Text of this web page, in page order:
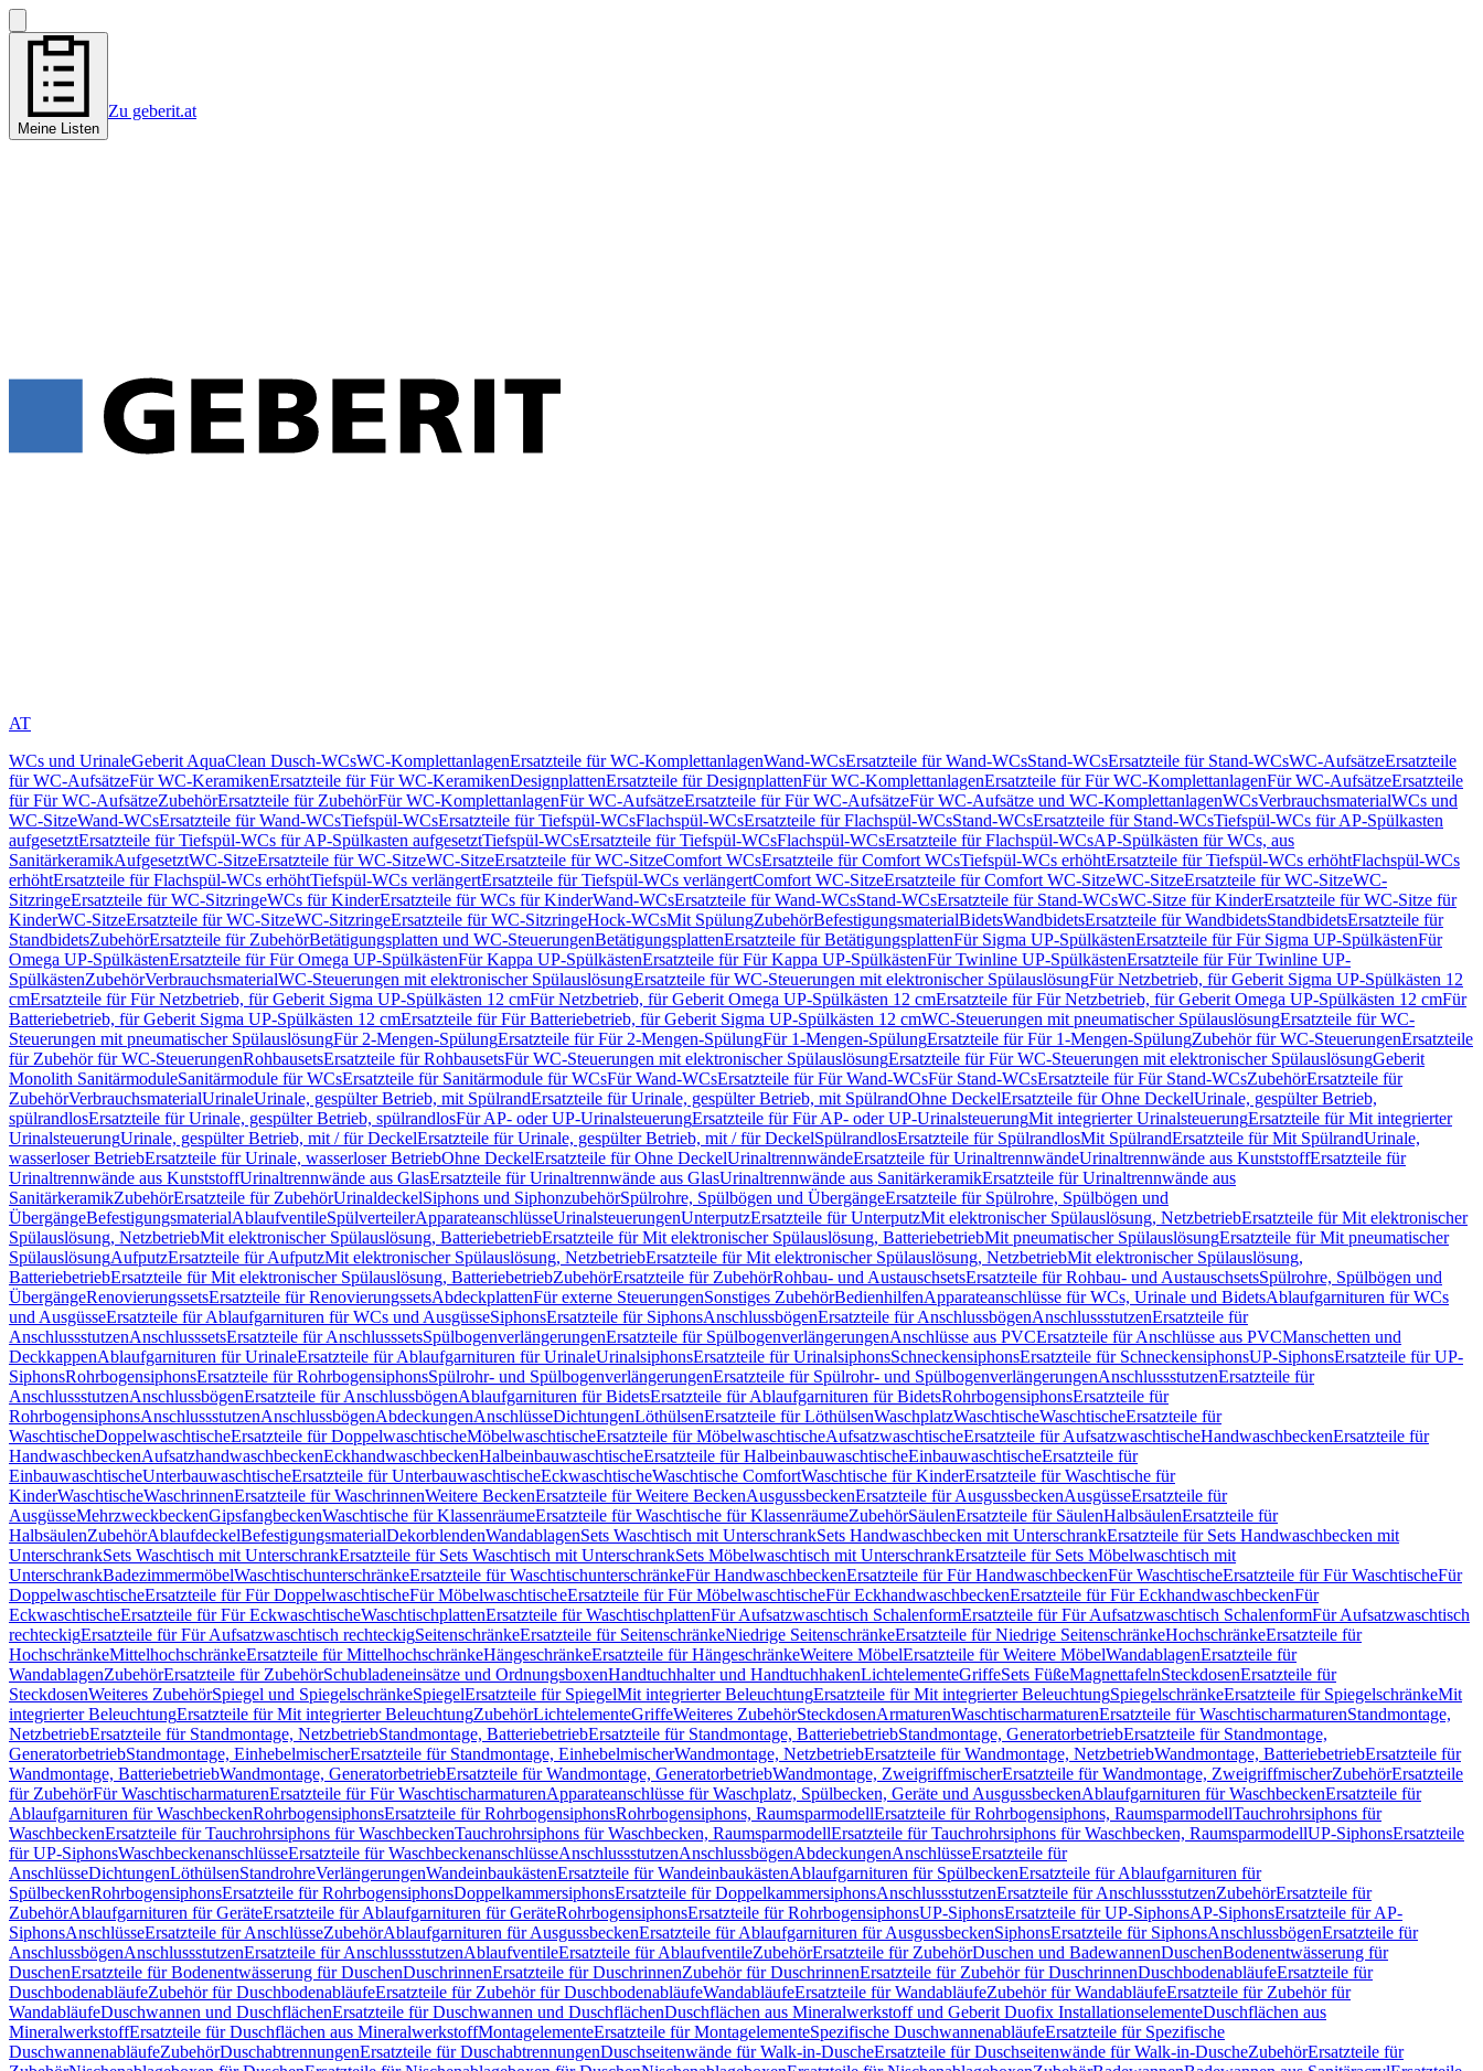
Meine Listen
Zu geberit.at
AT
WCs und UrinaleGeberit AquaClean Dusch-WCsWC-KomplettanlagenErsatzteile für WC-KomplettanlagenWand-WCsErsatzteile für Wand-WCsStand-WCsErsatzteile für Stand-WCsWC-AufsätzeErsatzteile
für WC-AufsätzeFür WC-KeramikenErsatzteile für Für WC-KeramikenDesignplattenErsatzteile für DesignplattenFür WC-KomplettanlagenErsatzteile für Für WC-KomplettanlagenFür WC-AufsätzeErsatzteile
für Für WC-AufsätzeZubehörErsatzteile für ZubehörFür WC-KomplettanlagenFür WC-AufsätzeErsatzteile für Für WC-AufsätzeFür WC-Aufsätze und WC-KomplettanlagenWCsVerbrauchsmaterialWCs und
WC-SitzeWand-WCsErsatzteile für Wand-WCsTiefspül-WCsErsatzteile für Tiefspül-WCsFlachspül-WCsErsatzteile für Flachspül-WCsStand-WCsErsatzteile für Stand-WCsTiefspül-WCs für AP-Spülkasten
aufgesetztErsatzteile für Tiefspül-WCs für AP-Spülkasten aufgesetztTiefspül-WCsErsatzteile für Tiefspül-WCsFlachspül-WCsErsatzteile für Flachspül-WCsAP-Spülkästen für WCs, aus
SanitärkeramikAufgesetztWC-SitzeErsatzteile für WC-SitzeWC-SitzeErsatzteile für WC-SitzeComfort WCsErsatzteile für Comfort WCsTiefspül-WCs erhöhtErsatzteile für Tiefspül-WCs erhöhtFlachspül-WCs
erhöhtErsatzteile für Flachspül-WCs erhöhtTiefspül-WCs verlängertErsatzteile für Tiefspül-WCs verlängertComfort WC-SitzeErsatzteile für Comfort WC-SitzeWC-SitzeErsatzteile für WC-SitzeWC-
SitzringeErsatzteile für WC-SitzringeWCs für KinderErsatzteile für WCs für KinderWand-WCsErsatzteile für Wand-WCsStand-WCsErsatzteile für Stand-WCsWC-Sitze für KinderErsatzteile für WC-Sitze für
KinderWC-SitzeErsatzteile für WC-SitzeWC-SitzringeErsatzteile für WC-SitzringeHock-WCsMit SpülungZubehörBefestigungsmaterialBidetsWandbidetsErsatzteile für WandbidetsStandbidetsErsatzteile für
StandbidetsZubehörErsatzteile für ZubehörBetätigungsplatten und WC-SteuerungenBetätigungsplattenErsatzteile für BetätigungsplattenFür Sigma UP-SpülkästenErsatzteile für Für Sigma UP-SpülkästenFür
Omega UP-SpülkästenErsatzteile für Für Omega UP-SpülkästenFür Kappa UP-SpülkästenErsatzteile für Für Kappa UP-SpülkästenFür Twinline UP-SpülkästenErsatzteile für Für Twinline UP-
SpülkästenZubehörVerbrauchsmaterialWC-Steuerungen mit elektronischer SpülauslösungErsatzteile für WC-Steuerungen mit elektronischer SpülauslösungFür Netzbetrieb, für Geberit Sigma UP-Spülkästen 12
cmErsatzteile für Für Netzbetrieb, für Geberit Sigma UP-Spülkästen 12 cmFür Netzbetrieb, für Geberit Omega UP-Spülkästen 12 cmErsatzteile für Für Netzbetrieb, für Geberit Omega UP-Spülkästen 12 cmFür
Batteriebetrieb, für Geberit Sigma UP-Spülkästen 12 cmErsatzteile für Für Batteriebetrieb, für Geberit Sigma UP-Spülkästen 12 cmWC-Steuerungen mit pneumatischer SpülauslösungErsatzteile für WC-
Steuerungen mit pneumatischer SpülauslösungFür 2-Mengen-SpülungErsatzteile für Für 2-Mengen-SpülungFür 1-Mengen-SpülungErsatzteile für Für 1-Mengen-SpülungZubehör für WC-SteuerungenErsatzteile
für Zubehör für WC-SteuerungenRohbausetsErsatzteile für RohbausetsFür WC-Steuerungen mit elektronischer SpülauslösungErsatzteile für Für WC-Steuerungen mit elektronischer SpülauslösungGeberit
Monolith SanitärmoduleSanitärmodule für WCsErsatzteile für Sanitärmodule für WCsFür Wand-WCsErsatzteile für Für Wand-WCsFür Stand-WCsErsatzteile für Für Stand-WCsZubehörErsatzteile für
ZubehörVerbrauchsmaterialUrinaleUrinale, gespülter Betrieb, mit SpülrandErsatzteile für Urinale, gespülter Betrieb, mit SpülrandOhne DeckelErsatzteile für Ohne DeckelUrinale, gespülter Betrieb,
spülrandlosErsatzteile für Urinale, gespülter Betrieb, spülrandlosFür AP- oder UP-UrinalsteuerungErsatzteile für Für AP- oder UP-UrinalsteuerungMit integrierter UrinalsteuerungErsatzteile für Mit integrierter
UrinalsteuerungUrinale, gespülter Betrieb, mit / für DeckelErsatzteile für Urinale, gespülter Betrieb, mit / für DeckelSpülrandlosErsatzteile für SpülrandlosMit SpülrandErsatzteile für Mit SpülrandUrinale,
wasserloser BetriebErsatzteile für Urinale, wasserloser BetriebOhne DeckelErsatzteile für Ohne DeckelUrinaltrennwändeErsatzteile für UrinaltrennwändeUrinaltrennwände aus KunststoffErsatzteile für
Urinaltrennwände aus KunststoffUrinaltrennwände aus GlasErsatzteile für Urinaltrennwände aus GlasUrinaltrennwände aus SanitärkeramikErsatzteile für Urinaltrennwände aus
SanitärkeramikZubehörErsatzteile für ZubehörUrinaldeckelSiphons und SiphonzubehörSpülrohre, Spülbögen und ÜbergängeErsatzteile für Spülrohre, Spülbögen und
ÜbergängeBefestigungsmaterialAblaufventileSpülverteilerApparateanschlüsseUrinalsteuerungenUnterputzErsatzteile für UnterputzMit elektronischer Spülauslösung, NetzbetriebErsatzteile für Mit elektronischer
Spülauslösung, NetzbetriebMit elektronischer Spülauslösung, BatteriebetriebErsatzteile für Mit elektronischer Spülauslösung, BatteriebetriebMit pneumatischer SpülauslösungErsatzteile für Mit pneumatischer
SpülauslösungAufputzErsatzteile für AufputzMit elektronischer Spülauslösung, NetzbetriebErsatzteile für Mit elektronischer Spülauslösung, NetzbetriebMit elektronischer Spülauslösung,
BatteriebetriebErsatzteile für Mit elektronischer Spülauslösung, BatteriebetriebZubehörErsatzteile für ZubehörRohbau- und AustauschsetsErsatzteile für Rohbau- und AustauschsetsSpülrohre, Spülbögen und
ÜbergängeRenovierungssetsErsatzteile für RenovierungssetsAbdeckplattenFür externe SteuerungenSonstiges ZubehörBedienhilfenApparateanschlüsse für WCs, Urinale und BidetsAblaufgarnituren für WCs
und AusgüsseErsatzteile für Ablaufgarnituren für WCs und AusgüsseSiphonsErsatzteile für SiphonsAnschlussbögenErsatzteile für AnschlussbögenAnschlussstutzenErsatzteile für
AnschlussstutzenAnschlusssetsErsatzteile für AnschlusssetsSpülbogenverlängerungenErsatzteile für SpülbogenverlängerungenAnschlüsse aus PVCErsatzteile für Anschlüsse aus PVCManschetten und
DeckkappenAblaufgarnituren für UrinaleErsatzteile für Ablaufgarnituren für UrinaleUrinalsiphonsErsatzteile für UrinalsiphonsSchneckensiphonsErsatzteile für SchneckensiphonsUP-SiphonsErsatzteile für UP-
SiphonsRohrbogensiphonsErsatzteile für RohrbogensiphonsSpülrohr- und SpülbogenverlängerungenErsatzteile für Spülrohr- und SpülbogenverlängerungenAnschlussstutzenErsatzteile für
AnschlussstutzenAnschlussbögenErsatzteile für AnschlussbögenAblaufgarnituren für BidetsErsatzteile für Ablaufgarnituren für BidetsRohrbogensiphonsErsatzteile für
RohrbogensiphonsAnschlussstutzenAnschlussbögenAbdeckungenAnschlüsseDichtungenLöthülsenErsatzteile für LöthülsenWaschplatzWaschtischeWaschtischeErsatzteile für
WaschtischeDoppelwaschtischeErsatzteile für DoppelwaschtischeMöbelwaschtischeErsatzteile für MöbelwaschtischeAufsatzwaschtischeErsatzteile für AufsatzwaschtischeHandwaschbeckenErsatzteile für
HandwaschbeckenAufsatzhandwaschbeckenEckhandwaschbeckenHalbeinbauwaschtischeErsatzteile für HalbeinbauwaschtischeEinbauwaschtischeErsatzteile für
EinbauwaschtischeUnterbauwaschtischeErsatzteile für UnterbauwaschtischeEckwaschtischeWaschtische ComfortWaschtische für KinderErsatzteile für Waschtische für
KinderWaschtischeWaschrinnenErsatzteile für WaschrinnenWeitere BeckenErsatzteile für Weitere BeckenAusgussbeckenErsatzteile für AusgussbeckenAusgüsseErsatzteile für
AusgüsseMehrzweckbeckenGipsfangbeckenWaschtische für KlassenräumeErsatzteile für Waschtische für KlassenräumeZubehörSäulenErsatzteile für SäulenHalbsäulenErsatzteile für
HalbsäulenZubehörAblaufdeckelBefestigungsmaterialDekorblendenWandablagenSets Waschtisch mit UnterschrankSets Handwaschbecken mit UnterschrankErsatzteile für Sets Handwaschbecken mit
UnterschrankSets Waschtisch mit UnterschrankErsatzteile für Sets Waschtisch mit UnterschrankSets Möbelwaschtisch mit UnterschrankErsatzteile für Sets Möbelwaschtisch mit
UnterschrankBadezimmermöbelWaschtischunterschränkeErsatzteile für WaschtischunterschränkeFür HandwaschbeckenErsatzteile für Für HandwaschbeckenFür WaschtischeErsatzteile für Für WaschtischeFür
DoppelwaschtischeErsatzteile für Für DoppelwaschtischeFür MöbelwaschtischeErsatzteile für Für MöbelwaschtischeFür EckhandwaschbeckenErsatzteile für Für EckhandwaschbeckenFür
EckwaschtischeErsatzteile für Für EckwaschtischeWaschtischplattenErsatzteile für WaschtischplattenFür Aufsatzwaschtisch SchalenformErsatzteile für Für Aufsatzwaschtisch SchalenformFür Aufsatzwaschtisch
rechteckigErsatzteile für Für Aufsatzwaschtisch rechteckigSeitenschränkeErsatzteile für SeitenschränkeNiedrige SeitenschränkeErsatzteile für Niedrige SeitenschränkeHochschränkeErsatzteile für
HochschränkeMittelhochschränkeErsatzteile für MittelhochschränkeHängeschränkeErsatzteile für HängeschränkeWeitere MöbelErsatzteile für Weitere MöbelWandablagenErsatzteile für
WandablagenZubehörErsatzteile für ZubehörSchubladeneinsätze und OrdnungsboxenHandtuchhalter und HandtuchhakenLichtelementeGriffeSets FüßeMagnettafelnSteckdosenErsatzteile für
SteckdosenWeiteres ZubehörSpiegel und SpiegelschränkeSpiegelErsatzteile für SpiegelMit integrierter BeleuchtungErsatzteile für Mit integrierter BeleuchtungSpiegelschränkeErsatzteile für SpiegelschränkeMit
integrierter BeleuchtungErsatzteile für Mit integrierter BeleuchtungZubehörLichtelementeGriffeWeiteres ZubehörSteckdosenArmaturenWaschtischarmaturenErsatzteile für WaschtischarmaturenStandmontage,
NetzbetriebErsatzteile für Standmontage, NetzbetriebStandmontage, BatteriebetriebErsatzteile für Standmontage, BatteriebetriebStandmontage, GeneratorbetriebErsatzteile für Standmontage,
GeneratorbetriebStandmontage, EinhebelmischerErsatzteile für Standmontage, EinhebelmischerWandmontage, NetzbetriebErsatzteile für Wandmontage, NetzbetriebWandmontage, BatteriebetriebErsatzteile für
Wandmontage, BatteriebetriebWandmontage, GeneratorbetriebErsatzteile für Wandmontage, GeneratorbetriebWandmontage, ZweigriffmischerErsatzteile für Wandmontage, ZweigriffmischerZubehörErsatzteile
für ZubehörFür WaschtischarmaturenErsatzteile für Für WaschtischarmaturenApparateanschlüsse für Waschplatz, Spülbecken, Geräte und AusgussbeckenAblaufgarnituren für WaschbeckenErsatzteile für
Ablaufgarnituren für WaschbeckenRohrbogensiphonsErsatzteile für RohrbogensiphonsRohrbogensiphons, RaumsparmodellErsatzteile für Rohrbogensiphons, RaumsparmodellTauchrohrsiphons für
WaschbeckenErsatzteile für Tauchrohrsiphons für WaschbeckenTauchrohrsiphons für Waschbecken, RaumsparmodellErsatzteile für Tauchrohrsiphons für Waschbecken, RaumsparmodellUP-SiphonsErsatzteile
für UP-SiphonsWaschbeckenanschlüsseErsatzteile für WaschbeckenanschlüsseAnschlussstutzenAnschlussbögenAbdeckungenAnschlüsseErsatzteile für
AnschlüsseDichtungenLöthülsenStandrohreVerlängerungenWandeinbaukästenErsatzteile für WandeinbaukästenAblaufgarnituren für SpülbeckenErsatzteile für Ablaufgarnituren für
SpülbeckenRohrbogensiphonsErsatzteile für RohrbogensiphonsDoppelkammersiphonsErsatzteile für DoppelkammersiphonsAnschlussstutzenErsatzteile für AnschlussstutzenZubehörErsatzteile für
ZubehörAblaufgarnituren für GeräteErsatzteile für Ablaufgarnituren für GeräteRohrbogensiphonsErsatzteile für RohrbogensiphonsUP-SiphonsErsatzteile für UP-SiphonsAP-SiphonsErsatzteile für AP-
SiphonsAnschlüsseErsatzteile für AnschlüsseZubehörAblaufgarnituren für AusgussbeckenErsatzteile für Ablaufgarnituren für AusgussbeckenSiphonsErsatzteile für SiphonsAnschlussbögenErsatzteile für
AnschlussbögenAnschlussstutzenErsatzteile für AnschlussstutzenAblaufventileErsatzteile für AblaufventileZubehörErsatzteile für ZubehörDuschen und BadewannenDuschenBodenentwässerung für
DuschenErsatzteile für Bodenentwässerung für DuschenDuschrinnenErsatzteile für DuschrinnenZubehör für DuschrinnenErsatzteile für Zubehör für DuschrinnenDuschbodenabläufeErsatzteile für
DuschbodenabläufeZubehör für DuschbodenabläufeErsatzteile für Zubehör für DuschbodenabläufeWandabläufeErsatzteile für WandabläufeZubehör für WandabläufeErsatzteile für Zubehör für
WandabläufeDuschwannen und DuschflächenErsatzteile für Duschwannen und DuschflächenDuschflächen aus Mineralwerkstoff und Geberit Duofix InstallationselementeDuschflächen aus
MineralwerkstoffErsatzteile für Duschflächen aus MineralwerkstoffMontagelementeErsatzteile für MontagelementeSpezifische DuschwannenabläufeErsatzteile für Spezifische
DuschwannenabläufeZubehörDuschabtrennungenErsatzteile für DuschabtrennungenDuschseitenwände für Walk-in-DuscheErsatzteile für Duschseitenwände für Walk-in-DuscheZubehörErsatzteile für